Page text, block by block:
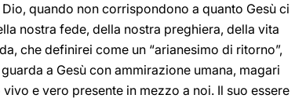
quando non corrispondono a quanto Gesù ci
nostra fede, della nostra preghiera, della vita
che definirei come un “arianesimo di ritorno”,
a Gesù con ammirazione umana, magari
e vero presente in mezzo a noi. Il suo essere